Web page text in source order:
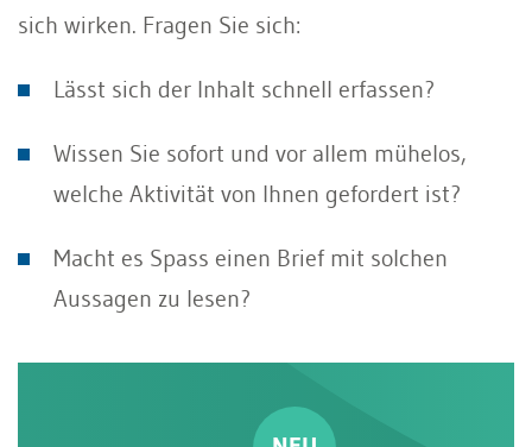
sich wirken. Fragen Sie sich:
Lässt sich der Inhalt schnell erfassen?
Wissen Sie sofort und vor allem mühelos,
welche Aktivität von Ihnen gefordert ist?
Macht es Spass einen Brief mit solchen
Aussagen zu lesen?